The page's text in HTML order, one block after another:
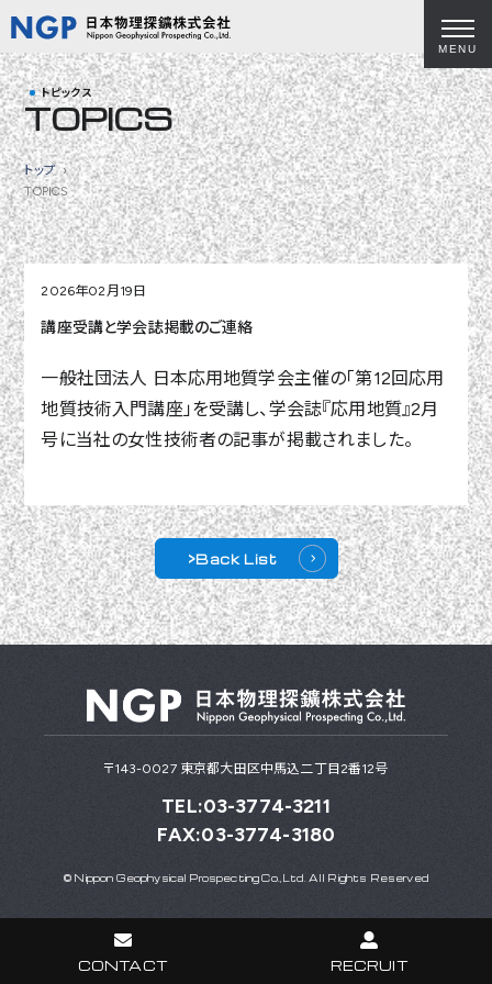
MENU
トピックス
TOPICS
トップ
TOPICS
2026年02月19日
講座受講と学会誌掲載のご連絡
一般社団法人 日本応用地質学会主催の「第12回応用
地質技術入門講座」を受講し、学会誌『応用地質』2月
号に当社の女性技術者の記事が掲載されました。
>Back List
〒143-0027 東京都大田区中馬込二丁目2番12号
TEL:03-3774-3211
FAX:03-3774-3180
© Nippon Geophysical Prospecting Co.,Ltd. All Rights Reserved
CONTACT RECRUIT